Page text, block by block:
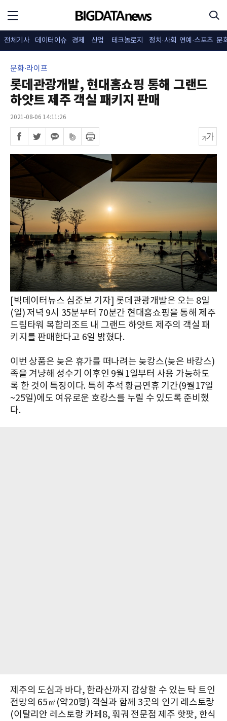
전체기사 데이터이슈 경제 산업 테크놀로지 정치·사회 연예·스포츠 문
문화·라이프
롯데관광개발, 현대홈쇼핑 통해 그랜드
하얏트 제주 객실 패키지 판매
2021-08-06 14:11:26
[빅데이터뉴스 심준보 기자] 롯데관광개발은 오는 8일
(일) 저녁 9시 35분부터 70분간 현대홈쇼핑을 통해 제주
드림타워 복합리조트 내 그랜드 하얏트 제주의 객실 패
키지를 판매한다고 6일 밝혔다.
이번 상품은 늦은 휴가를 떠나려는 늦캉스(늦은 바캉스)
족을 겨냥해 성수기 이후인 9월1일부터 사용 가능하도
록 한 것이 특징이다. 특히 추석 황금연휴 기간(9월17일
~25일)에도 여유로운 호캉스를 누릴 수 있도록 준비했
다.
제주의 도심과 바다, 한라산까지 감상할 수 있는 탁 트인
전망의 65㎡(약20평) 객실과 함께 3곳의 인기 레스토랑
(이탈리안 레스토랑 카페8, 훠궈 전문점 제주 핫팟, 한식